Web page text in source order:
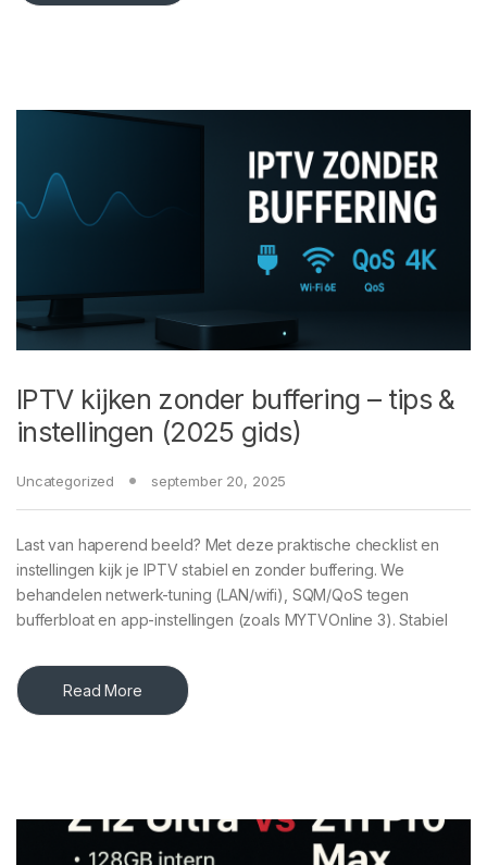
IPTV kijken zonder buffering – tips &
instellingen (2025 gids)
Uncategorized september 20, 2025
Last van haperend beeld? Met deze praktische checklist en
instellingen kijk je IPTV stabiel en zonder buffering. We
behandelen netwerk-tuning (LAN/wifi), SQM/QoS tegen
bufferbloat en app-instellingen (zoals MYTVOnline 3). Stabiel
Read More